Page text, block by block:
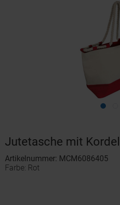
Jutetasche mit
Artikelnummer: MCM6086405
Farbe: Rot